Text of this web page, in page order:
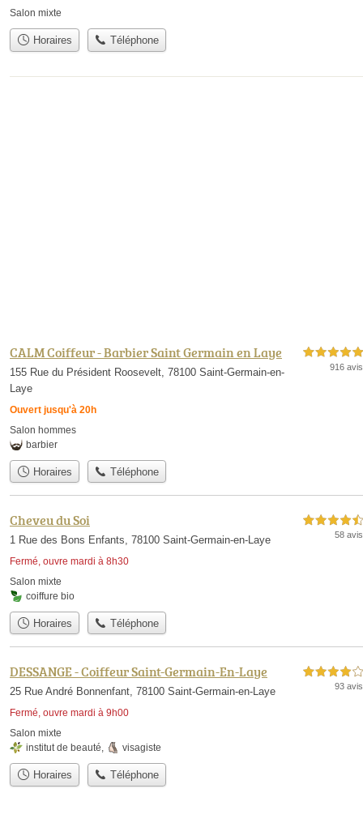
Salon mixte
Horaires Téléphone
CALM Coiffeur - Barbier Saint Germain en Laye
155 Rue du Président Roosevelt, 78100 Saint-Germain-en-
Laye
Ouvert jusqu'à 20h
5,0 étoiles sur 5
916 avis
Salon hommes
barbier
Horaires Téléphone
Cheveu du Soi
1 Rue des Bons Enfants, 78100 Saint-Germain-en-Laye
Fermé, ouvre mardi à 8h30
4,5 étoiles sur 5
58 avis
Salon mixte
coiffure bio
Horaires Téléphone
DESSANGE - Coiffeur Saint-Germain-En-Laye
25 Rue André Bonnenfant, 78100 Saint-Germain-en-Laye
Fermé, ouvre mardi à 9h00
4,0 étoiles sur 5
93 avis
Salon mixte
institut de beauté, visagiste
Horaires Téléphone